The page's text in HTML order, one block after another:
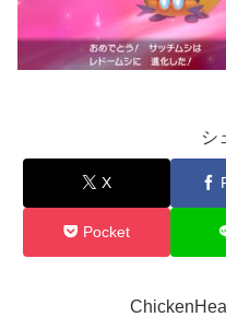
シ
X
Pocket